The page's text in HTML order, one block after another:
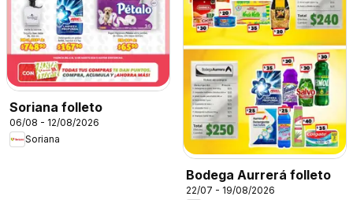
Soriana folleto
06/08 - 12/08/2026
Soriana
Bodega Aurrerá folleto
22/07 - 19/08/2026